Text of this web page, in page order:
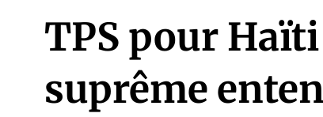
TPS pour
suprême